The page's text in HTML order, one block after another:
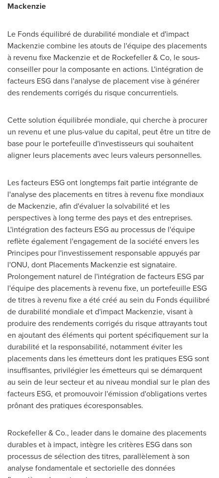
Mackenzie
Le Fonds équilibré de durabilité mondiale et d'impact
Mackenzie combine les atouts de l'équipe des placements
à revenu fixe Mackenzie et de Rockefeller & Co, le sous-
conseiller pour la composante en actions. L'intégration de
facteurs ESG dans l'analyse de placement vise à générer
des rendements corrigés du risque concurrentiels.
Cette solution équilibrée mondiale, qui cherche à procurer
un revenu et une plus-value du capital, peut être un titre de
base pour le portefeuille d'investisseurs qui souhaitent
aligner leurs placements avec leurs valeurs personnelles.
Les facteurs ESG ont longtemps fait partie intégrante de
l'analyse des placements en titres à revenu fixe mondiaux
de Mackenzie, afin d'évaluer la solvabilité et les
perspectives à long terme des pays et des entreprises.
L'intégration des facteurs ESG au processus de l'équipe
reflète également l'engagement de la société envers les
Principes pour l'investissement responsable appuyés par
l'ONU, dont Placements Mackenzie est signataire.
Prolongement naturel de l'intégration de facteurs ESG par
l'équipe des placements à revenu fixe, un portefeuille ESG
de titres à revenu fixe a été créé au sein du Fonds équilibré
de durabilité mondiale et d'impact Mackenzie, visant à
produire des rendements corrigés du risque attrayants tout
en ajoutant des éléments qui portent spécifiquement sur la
durabilité et la responsabilité, notamment éviter les
placements dans les émetteurs dont les pratiques ESG sont
insuffisantes, privilégier les émetteurs qui se démarquent
au sein de leur secteur et au niveau mondial sur le plan des
facteurs ESG, et promouvoir l'émission d'obligations vertes
prônant des pratiques écoresponsables.
Rockefeller & Co., leader dans le domaine des placements
durables et à impact, intègre les critères ESG dans son
processus de sélection des titres, parallèlement à son
analyse fondamentale et sectorielle des données